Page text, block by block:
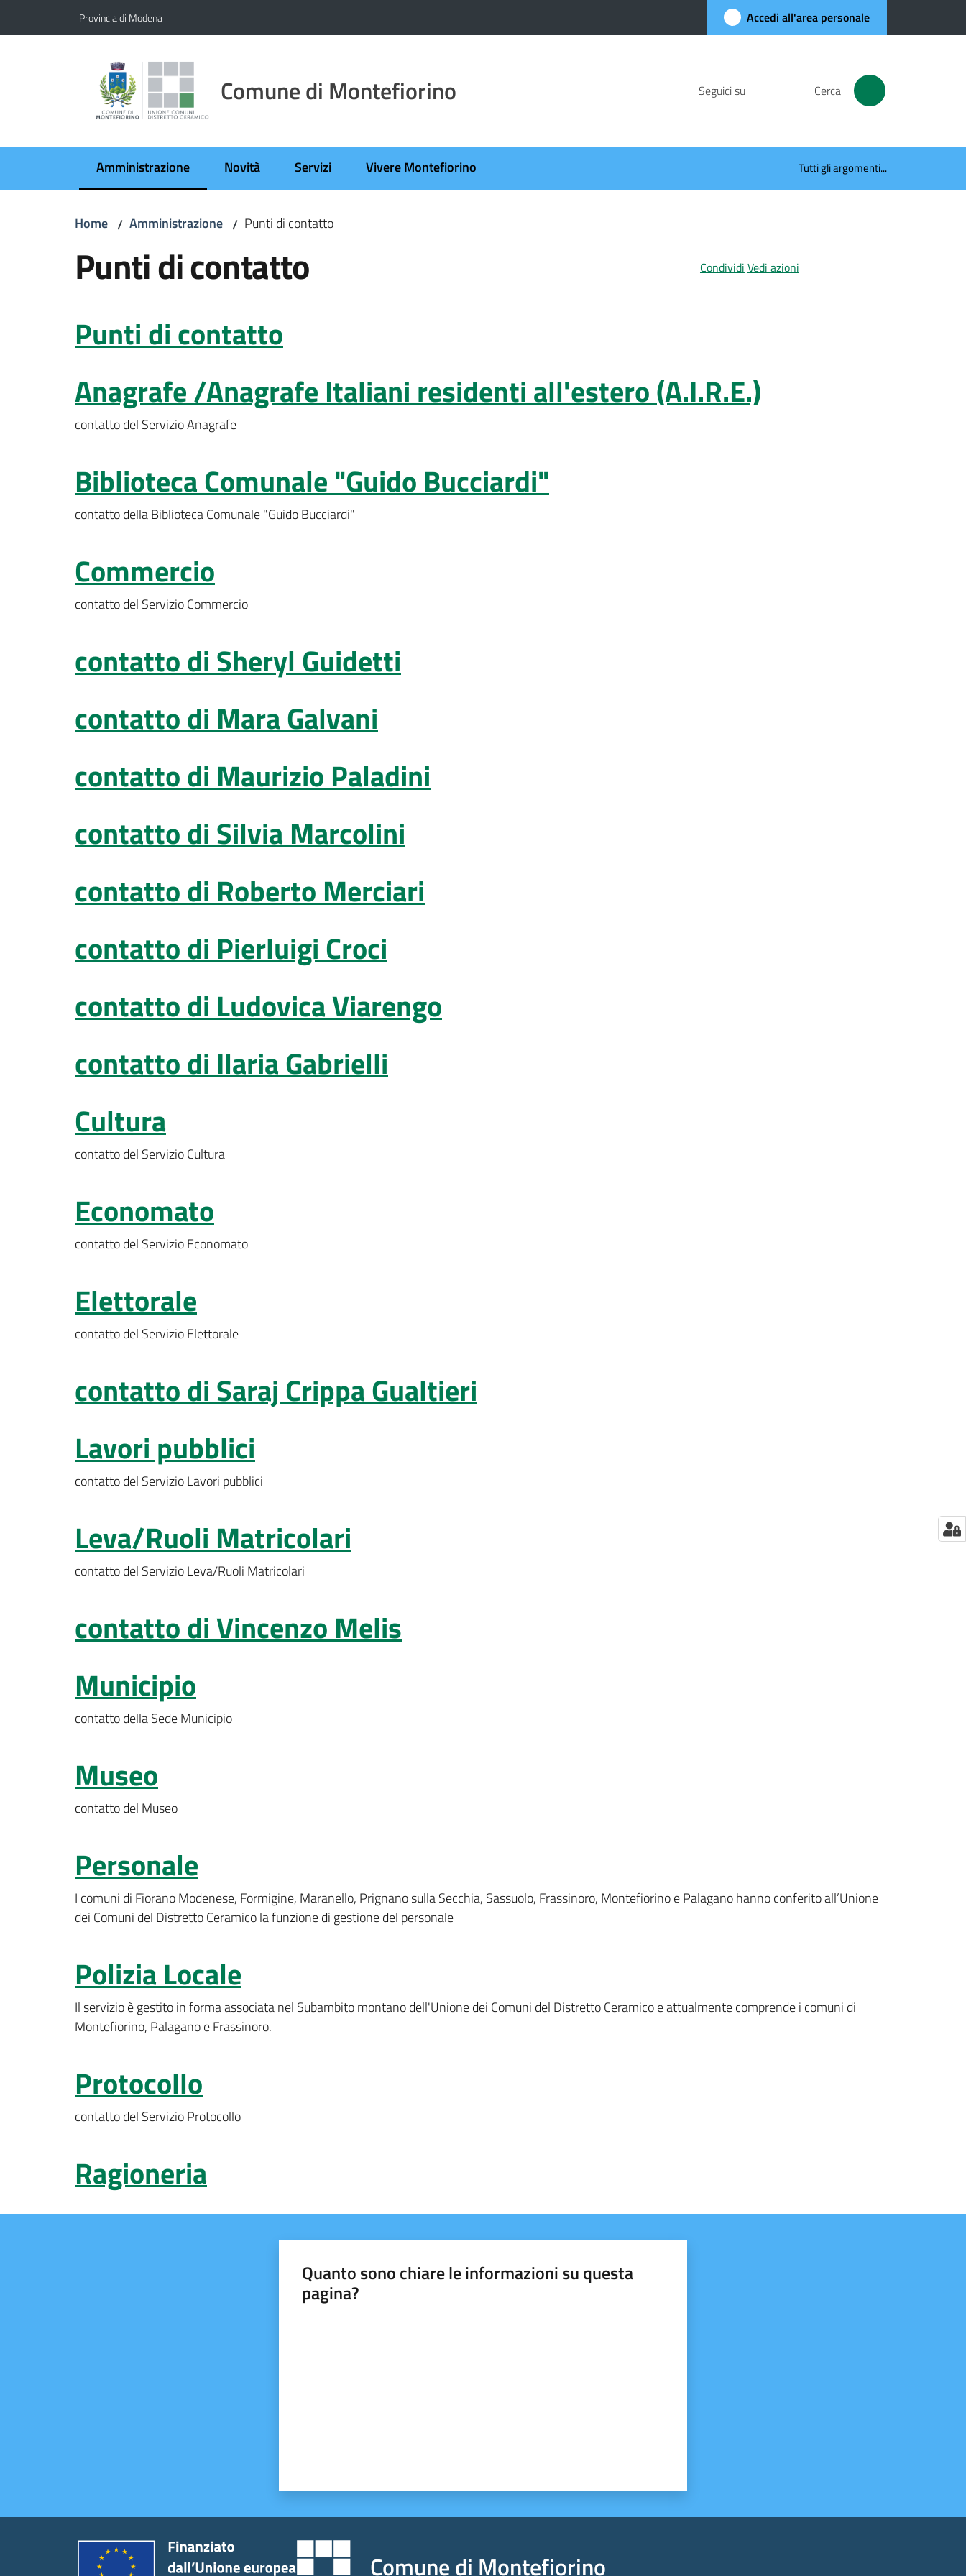
Provincia di Modena Accedi all'area personale
Comune di Montefiorino Seguici su Cerca
Amministrazione
Menu selezionato Novità Servizi Vivere Montefiorino Tutti gli argomenti...
Home / Amministrazione / Punti di contatto
Punti di contatto Condividi Vedi azioni
Punti di contatto
Anagrafe /Anagrafe Italiani residenti all'estero (A.I.R.E.)
contatto del Servizio Anagrafe
Biblioteca Comunale "Guido Bucciardi"
contatto della Biblioteca Comunale "Guido Bucciardi"
Commercio
contatto del Servizio Commercio
contatto di Sheryl Guidetti
contatto di Mara Galvani
contatto di Maurizio Paladini
contatto di Silvia Marcolini
contatto di Roberto Merciari
contatto di Pierluigi Croci
contatto di Ludovica Viarengo
contatto di Ilaria Gabrielli
Cultura
contatto del Servizio Cultura
Economato
contatto del Servizio Economato
Elettorale
contatto del Servizio Elettorale
contatto di Saraj Crippa Gualtieri
Lavori pubblici
contatto del Servizio Lavori pubblici
Leva/Ruoli Matricolari
contatto del Servizio Leva/Ruoli Matricolari
contatto di Vincenzo Melis
Municipio
contatto della Sede Municipio
Museo
contatto del Museo
Personale
I comuni di Fiorano Modenese, Formigine, Maranello, Prignano sulla Secchia, Sassuolo, Frassinoro, Montefiorino e Palagano hanno conferito all’Unione
dei Comuni del Distretto Ceramico la funzione di gestione del personale
Polizia Locale
Il servizio è gestito in forma associata nel Subambito montano dell'Unione dei Comuni del Distretto Ceramico e attualmente comprende i comuni di
Montefiorino, Palagano e Frassinoro.
Protocollo
contatto del Servizio Protocollo
Ragioneria
Quanto sono chiare le informazioni su questa
pagina?
Comune di Montefiorino